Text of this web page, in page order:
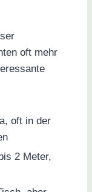
oft mehr
oft in der
2 Meter,